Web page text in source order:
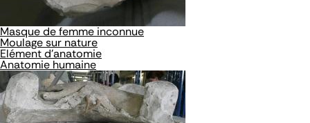
Masque de femme inconnue
Moulage sur nature
Elément d'anatomie
Anatomie humaine